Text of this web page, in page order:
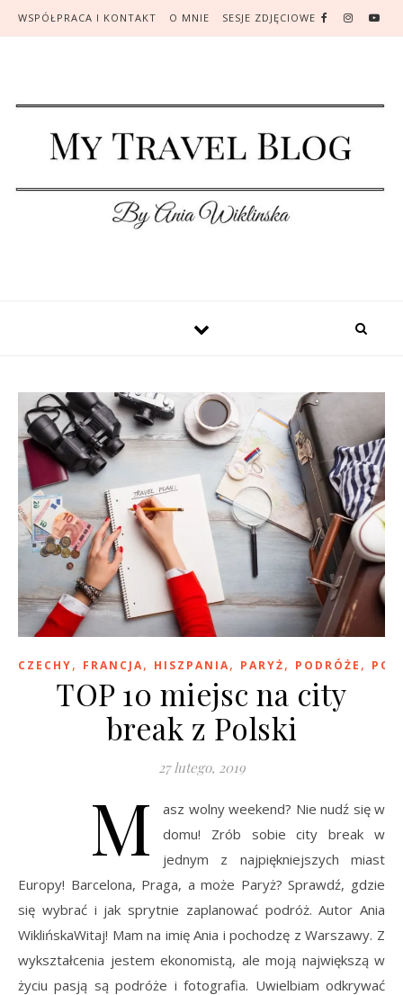
WSPÓŁPRACA I KONTAKT O MNIE SESJE ZDJĘCIOWE
CZECHY, FRANCJA, HISZPANIA, PARYŻ, PODRÓŻE ,
TOP 10 miejsc na city
break z Polski
27 lutego, 2019
M
asz wolny weekend? Nie nudź się w
domu! Zrób sobie city break w
jednym z najpiękniejszych miast
Europy! Barcelona, Praga, a może Paryż? Sprawdź, gdzie
się wybrać i jak sprytnie zaplanować podróż. Autor Ania
WiklińskaWitaj! Mam na imię Ania i pochodzę z Warszawy. Z
wykształcenia jestem ekonomistą, ale moją największą w
życiu pasją są podróże i fotografia. Uwielbiam odkrywać